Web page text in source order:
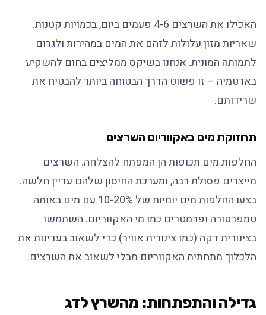
האכילו את השרצים 4-6 פעמים ביום, בכמויות קטנות.
שאריות מזון עלולות לזהם את המים במהירות ולגרום
לתמותה המונית. אנחנו בשיקס ממליצים בחום להשקיע
בארטמיה – זו פשוט הדרך הבטוחה ביותר להבטיח את
שרידותם.
תחזוקת מים באקווריום השרצים
החלפות מים תכופות הן המפתח להצלחה. השרצים
מייצרים פסולת רבה, ומערכת החיסון שלהם עדיין חלשה.
בצעו החלפות מים יומיות של 10-20% עם מים באותה
טמפרטורה ופרמטרים כמו מי האקווריום. השתמשו
בצינורית דקה (כמו צינורית אוויר) כדי לשאוב בעדינות את
הלכלוך מתחתית האקווריום מבלי לשאוב את השרצים.
גדילה והתפתחות: מהשרץ לדג